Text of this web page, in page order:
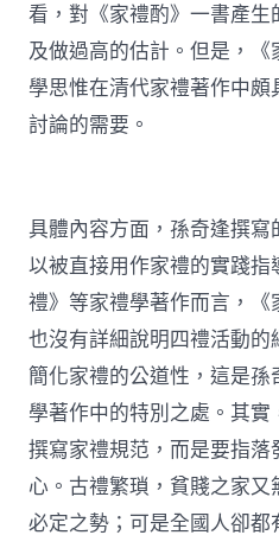
看，對《家禮酌》一書產
及做過高的估計。但是，
學思惟在清代家禮著作中
討論的需要。
具體內容方面，孫奇逢撰
以被直接用作家禮的實踐
禮》等家禮學著作而言，《
也沒有詳細說明四禮活動
簡化家禮的公道性，這是
學著作中的特別之處。其
撰寫家禮規范，而是要指
心。古禮繁瑣，貧賤之家
必定之勢；可是全國人卻